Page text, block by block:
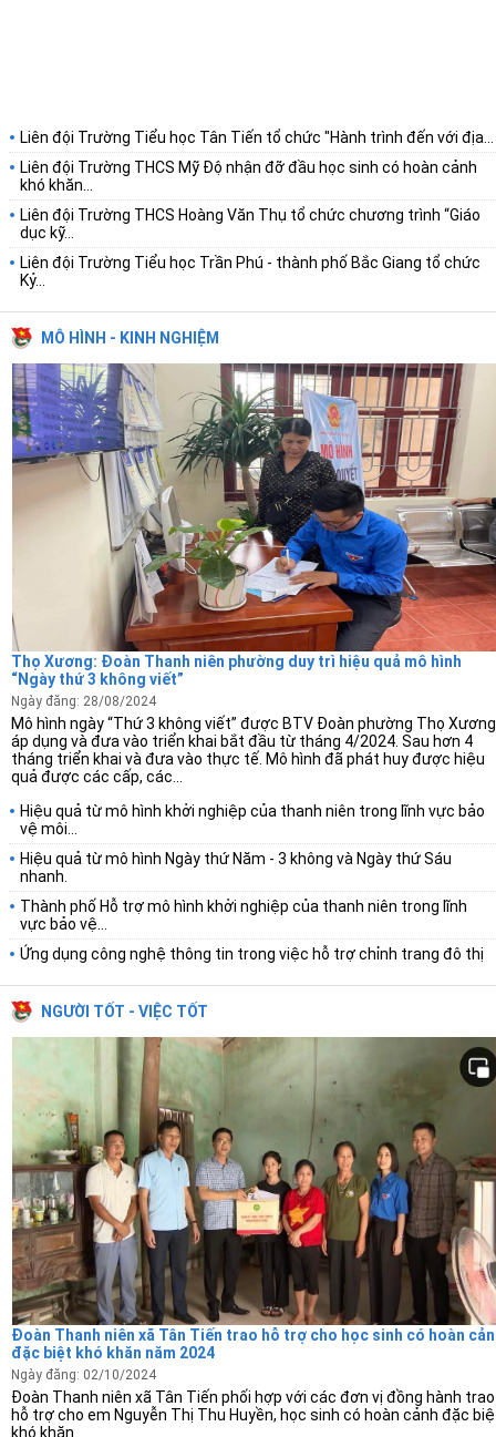
Liên đội Trường Tiểu học Tân Tiến tổ chức "Hành trình đến với địa...
Liên đội Trường THCS Mỹ Độ nhận đỡ đầu học sinh có hoàn cảnh
khó khăn...
Liên đội Trường THCS Hoàng Văn Thụ tổ chức chương trình “Giáo
dục kỹ...
Liên đội Trường Tiểu học Trần Phú - thành phố Bắc Giang tổ chức
Kỷ...
MÔ HÌNH - KINH NGHIỆM
Thọ Xương: Đoàn Thanh niên phường duy trì hiệu quả mô hình
“Ngày thứ 3 không viết”
Ngày đăng: 28/08/2024
Mô hình ngày “Thứ 3 không viết” được BTV Đoàn phường Thọ Xương
áp dụng và đưa vào triển khai bắt đầu từ tháng 4/2024. Sau hơn 4
tháng triển khai và đưa vào thực tế. Mô hình đã phát huy được hiệu
quả được các cấp, các...
Hiệu quả từ mô hình khởi nghiệp của thanh niên trong lĩnh vực bảo
vệ môi...
Hiệu quả từ mô hình Ngày thứ Năm - 3 không và Ngày thứ Sáu
nhanh.
Thành phố Hỗ trợ mô hình khởi nghiệp của thanh niên trong lĩnh
vực bảo vệ...
Ứng dụng công nghệ thông tin trong việc hỗ trợ chỉnh trang đô thị
NGƯỜI TỐT - VIỆC TỐT
Đoàn Thanh niên xã Tân Tiến trao hỗ trợ cho học sinh có hoàn
đặc biệt khó khăn năm 2024
Ngày đăng: 02/10/2024
Đoàn Thanh niên xã Tân Tiến phối hợp với các đơn vị đồng hành trao
hỗ trợ cho em Nguyễn Thị Thu Huyền, học sinh có hoàn cảnh đặc
khó khăn.